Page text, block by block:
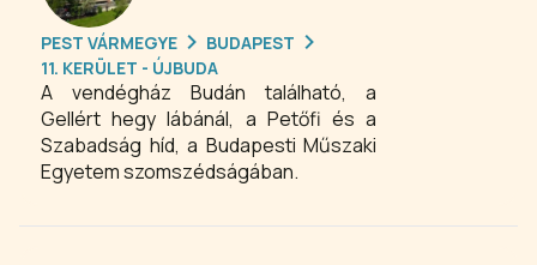
szobához saját fürdőszoba tartozik.
PEST VÁRMEGYE
BUDAPEST
11. KERÜLET - ÚJBUDA
A vendégház Budán található, a
Gellért hegy lábánál, a Petőfi és a
Szabadság híd, a Budapesti Műszaki
Egyetem szomszédságában.